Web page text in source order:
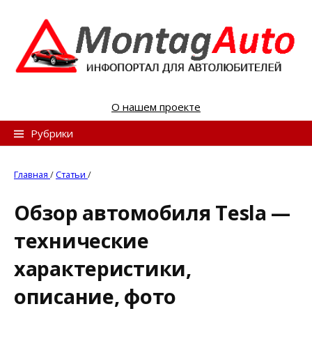
n
О нашем проекте
Рубрики
и
Главная /Статьи /
Обзор автомобиля Tesla —
технические
характеристики,
описание, фото